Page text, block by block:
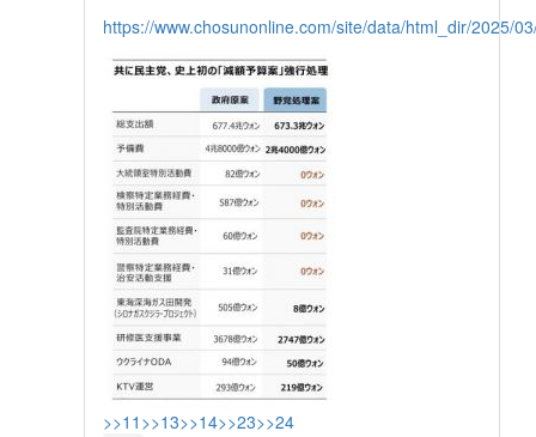
https://www.chosunonline.com/site/data/html_dir/2025/
>>11 >>13>>14>>23>>24